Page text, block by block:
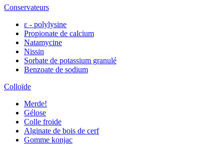
Conservateurs
ε - polylysine
Propionate de calcium
Natamycine
Nissin
Sorbate de potassium granulé
Benzoate de sodium
Colloïde
Merde!
Gélose
Colle froide
Alginate de bois de cerf
Gomme konjac